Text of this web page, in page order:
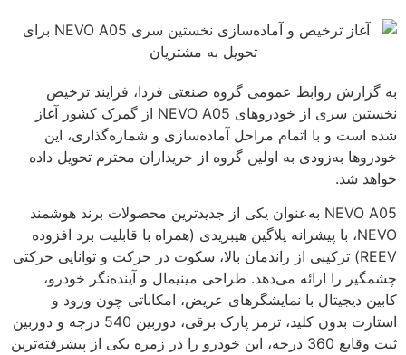
به گزارش روابط عمومی گروه صنعتی فردا، فرایند ترخیص
نخستین سری از خودروهای NEVO A05 از گمرک کشور آغاز
شده است و با اتمام مراحل آماده‌سازی و شماره‌گذاری، این
خودروها به‌زودی به اولین گروه از خریداران محترم تحویل داده
خواهد شد.
NEVO A05 به‌عنوان یکی از جدیدترین محصولات برند هوشمند
NEVO، با پیشرانه پلاگین هیبریدی (همراه با قابلیت برد افزوده
REEV) ترکیبی از راندمان بالا، سکوت در حرکت و توانایی حرکتی
چشمگیر را ارائه می‌دهد. طراحی مینیمال و آینده‌نگر خودرو،
کابین دیجیتال با نمایشگرهای عریض، امکاناتی چون ورود و
استارت بدون کلید، ترمز پارک برقی، دوربین 540 درجه و دوربین
ثبت وقایع 360 درجه، این خودرو را در زمره یکی از پیشرفته‌ترین